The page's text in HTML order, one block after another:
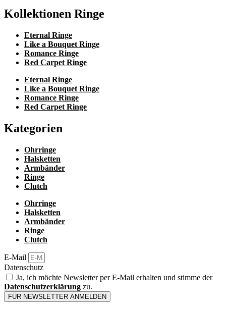
Kollektionen Ringe
Eternal Ringe
Like a Bouquet Ringe
Romance Ringe
Red Carpet Ringe
Eternal Ringe
Like a Bouquet Ringe
Romance Ringe
Red Carpet Ringe
Kategorien
Ohrringe
Halsketten
Armbänder
Ringe
Clutch
Ohrringe
Halsketten
Armbänder
Ringe
Clutch
E-Mail
Datenschutz
Ja, ich möchte Newsletter per E-Mail erhalten und stimme der
Datenschutzerklärung zu.
FÜR NEWSLETTER ANMELDEN